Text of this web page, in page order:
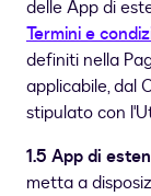
delle App di
Termini e
definiti nella
applicabile, dal
stipulato con
1.5 App di
metta a